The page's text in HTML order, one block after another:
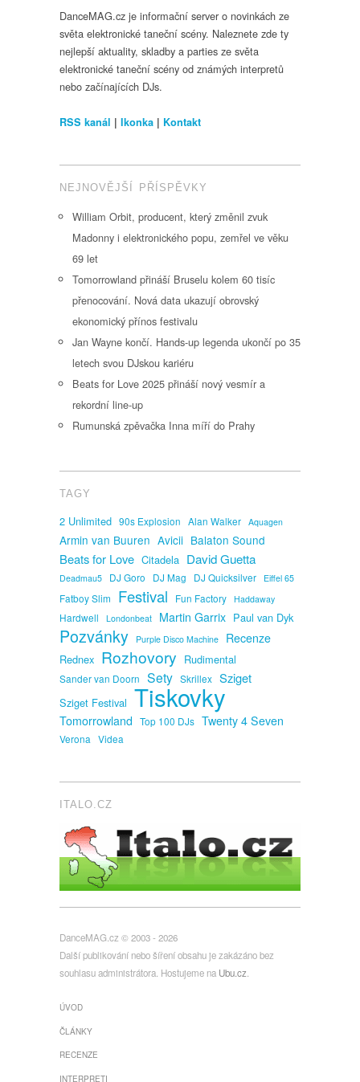
DanceMAG.cz je informační server o novinkách ze
světa elektronické taneční scény. Naleznete zde ty
nejlepší aktuality, skladby a parties ze světa
elektronické taneční scény od známých interpretů
nebo začínajících DJs.
RSS kanál | Ikonka | Kontakt
NEJNOVĚJŠÍ PŘÍSPĚVKY
William Orbit, producent, který změnil zvuk
Madonny i elektronického popu, zemřel ve věku
69 let
Tomorrowland přináší Bruselu kolem 60 tisíc
přenocování. Nová data ukazují obrovský
ekonomický přínos festivalu
Jan Wayne končí. Hands-up legenda ukončí po 35
letech svou DJskou kariéru
Beats for Love 2025 přináší nový vesmír a
rekordní line-up
Rumunská zpěvačka Inna míří do Prahy
TAGY
2 Unlimited 90s Explosion Alan Walker Aquagen
Armin van Buuren Avicii Balaton Sound
Beats for Love Citadela David Guetta
Deadmau5 DJ Goro DJ Mag DJ Quicksilver Eiffel 65
Fatboy Slim Festival Fun Factory Haddaway
Hardwell Londonbeat Martin Garrix Paul van Dyk
Pozvánky Purple Disco Machine Recenze
Rednex Rozhovory Rudimental
Sander van Doorn Sety Skrillex Sziget
Sziget Festival Tiskovky
Tomorrowland Top 100 DJs Twenty 4 Seven
Verona Videa
ITALO.CZ
DanceMAG.cz © 2003 - 2026
Další publikování nebo šíření obsahu je zakázáno bez
souhlasu administrátora. Hostujeme na Ubu.cz
ÚVOD
ČLÁNKY
RECENZE
INTERPRETI